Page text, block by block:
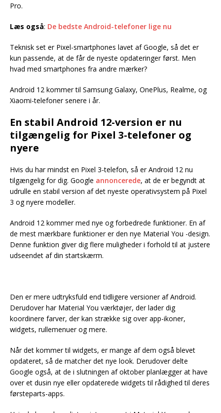
Pro.
Læs også: De bedste Android-telefoner lige nu
Teknisk set er Pixel-smartphones lavet af Google, så det er
kun passende, at de får de nyeste opdateringer først. Men
hvad med smartphones fra andre mærker?
Android 12 kommer til Samsung Galaxy, OnePlus, Realme, og
Xiaomi-telefoner senere i år.
En stabil Android 12-version er nu
tilgængelig for Pixel 3-telefoner og
nyere
Hvis du har mindst en Pixel 3-telefon, så er Android 12 nu
tilgængelig for dig. Google annoncerede, at de er begyndt at
udrulle en stabil version af det nyeste operativsystem på Pixel
3 og nyere modeller.
Android 12 kommer med nye og forbedrede funktioner. En af
de mest mærkbare funktioner er den nye Material You -design.
Denne funktion giver dig flere muligheder i forhold til at justere
udseendet af din startskærm.
Den er mere udtryksfuld end tidligere versioner af Android.
Derudover har Material You værktøjer, der lader dig
koordinere farver, der kan strække sig over app-ikoner,
widgets, rullemenuer og mere.
Når det kommer til widgets, er mange af dem også blevet
opdateret, så de matcher det nye look. Derudover delte
Google også, at de i slutningen af oktober planlægger at have
over et dusin nye eller opdaterede widgets til rådighed til deres
førsteparts-apps.